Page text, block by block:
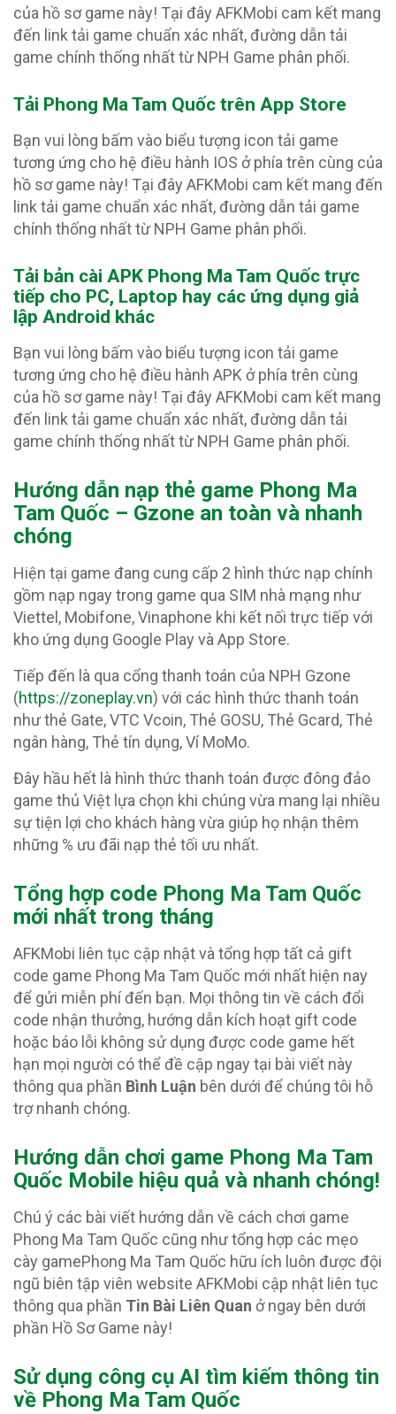
của hồ sơ game này! Tại đây AFKMobi cam kết mang
đến link tải game chuẩn xác nhất, đường dẫn tải
game chính thống nhất từ NPH Game phân phối.
Tải Phong Ma Tam Quốc trên App Store
Bạn vui lòng bấm vào biểu tượng icon tải game
tương ứng cho hệ điều hành IOS ở phía trên cùng của
hồ sơ game này! Tại đây AFKMobi cam kết mang đến
link tải game chuẩn xác nhất, đường dẫn tải game
chính thống nhất từ NPH Game phân phối.
Tải bản cài APK Phong Ma Tam Quốc trực
tiếp cho PC, Laptop hay các ứng dụng giả
lập Android khác
Bạn vui lòng bấm vào biểu tượng icon tải game
tương ứng cho hệ điều hành APK ở phía trên cùng
của hồ sơ game này! Tại đây AFKMobi cam kết mang
đến link tải game chuẩn xác nhất, đường dẫn tải
game chính thống nhất từ NPH Game phân phối.
Hướng dẫn nạp thẻ game Phong Ma
Tam Quốc – Gzone an toàn và nhanh
chóng
Hiện tại game đang cung cấp 2 hình thức nạp chính
gồm nạp ngay trong game qua SIM nhà mạng như
Viettel, Mobifone, Vinaphone khi kết nối trực tiếp với
kho ứng dụng Google Play và App Store.
Tiếp đến là qua cổng thanh toán của NPH Gzone
(https://zoneplay.vn) với các hình thức thanh toán
như thẻ Gate, VTC Vcoin, Thẻ GOSU, Thẻ Gcard, Thẻ
ngân hàng, Thẻ tín dụng, Ví MoMo.
Đây hầu hết là hình thức thanh toán được đông đảo
game thủ Việt lựa chọn khi chúng vừa mang lại nhiều
sự tiện lợi cho khách hàng vừa giúp họ nhận thêm
những % ưu đãi nạp thẻ tối ưu nhất.
Tổng hợp code Phong Ma Tam Quốc
mới nhất trong tháng
AFKMobi liên tục cập nhật và tổng hợp tất cả gift
code game Phong Ma Tam Quốc mới nhất hiện nay
để gửi miễn phí đến bạn. Mọi thông tin về cách đổi
code nhận thưởng, hướng dẫn kích hoạt gift code
hoặc báo lỗi không sử dụng được code game hết
hạn mọi người có thể đề cập ngay tại bài viết này
thông qua phần Bình Luận bên dưới để chúng tôi hỗ
trợ nhanh chóng.
Hướng dẫn chơi game Phong Ma Tam
Quốc Mobile hiệu quả và nhanh chóng!
Chú ý các bài viết hướng dẫn về cách chơi game
Phong Ma Tam Quốc cũng như tổng hợp các mẹo
cày gamePhong Ma Tam Quốc hữu ích luôn được đội
ngũ biên tập viên website AFKMobi cập nhật liên tục
thông qua phần Tin Bài Liên Quan ở ngay bên dưới
phần Hồ Sơ Game này!
Sử dụng công cụ AI tìm kiếm thông tin
về Phong Ma Tam Quốc